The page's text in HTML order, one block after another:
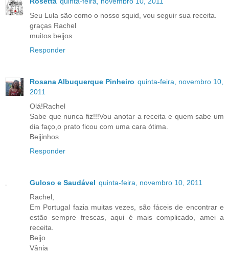
Seu Lula são como o nosso squid, vou seguir sua receita.
graças Rachel
muitos beijos
Responder
Rosana Albuquerque Pinheiro quinta-feira, novembro 10,
2011
Olá!Rachel
Sabe que nunca fiz!!!Vou anotar a receita e quem sabe um
dia faço,o prato ficou com uma cara ótima.
Beijinhos
Responder
Guloso e Saudável quinta-feira, novembro 10, 2011
Rachel,
Em Portugal fazia muitas vezes, são fáceis de encontrar e
estão sempre frescas, aqui é mais complicado, amei a
receita.
Beijo
Vânia